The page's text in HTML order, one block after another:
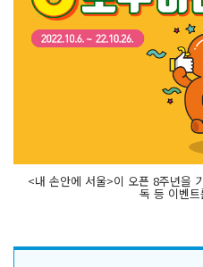
<내 손안에 서울>이 오픈 8주년을
독 등 이벤